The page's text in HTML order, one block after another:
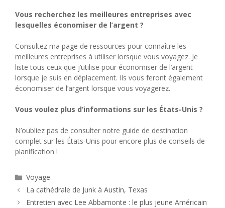
Vous recherchez les meilleures entreprises avec
lesquelles économiser de l’argent ?
Consultez ma page de ressources pour connaître les
meilleures entreprises à utiliser lorsque vous voyagez. Je
liste tous ceux que j’utilise pour économiser de l’argent
lorsque je suis en déplacement. Ils vous feront également
économiser de l’argent lorsque vous voyagerez.
Vous voulez plus d’informations sur les États-Unis ?
N’oubliez pas de consulter notre guide de destination
complet sur les États-Unis pour encore plus de conseils de
planification !
Catégories
Voyage
La cathédrale de Junk à Austin, Texas
Entretien avec Lee Abbamonte : le plus jeune Américain